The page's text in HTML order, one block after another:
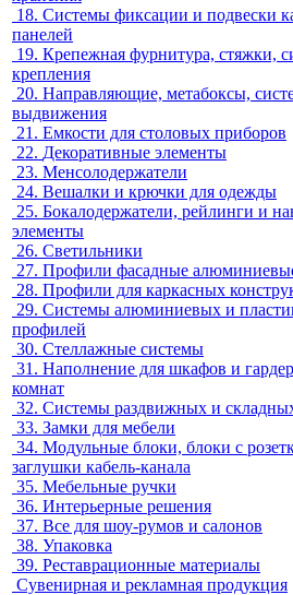
18. Системы фиксации и подвески
панелей
19. Крепежная фурнитура, стяжки,
крепления
20. Направляющие, метабоксы,
выдвижения
21. Емкости для столовых приборов
22. Декоративные элементы
23. Менсолодержатели
24. Вешалки и крючки для одежды
25. Бокалодержатели, рейлинги и
элементы
26. Светильники
27. Профили фасадные
28. Профили для каркасных
29. Системы алюминиевых и
профилей
30. Стеллажные системы
31. Наполнение для шкафов и
комнат
32. Системы раздвижных и
33. Замки для мебели
34. Модульные блоки, блоки с
заглушки кабель-канала
35. Мебельные ручки
36. Интерьерные решения
37. Все для шоу-румов и салонов
38. Упаковка
39. Реставрационные материалы
Сувенирная и рекламная продукция